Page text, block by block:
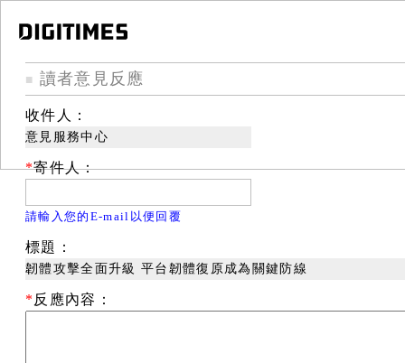
■ 讀者意見反應
收件人：
意見服務中心
*寄件人：
請輸入您的E-mail以便回覆
標題：
韌體攻擊全面升級 平台韌體復原成為關鍵防線
* 反應內容：